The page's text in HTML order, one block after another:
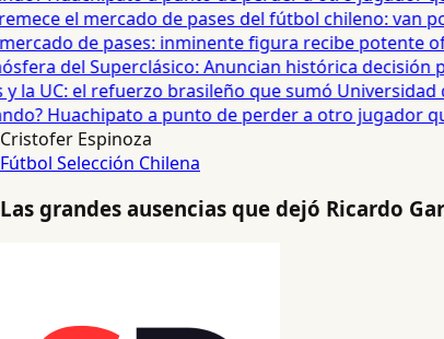
el mercado de pases del fútbol chileno: van por
de pases: inminente figura recibe potente
del Superclásico: Anuncian histórica decisión
UC: el refuerzo brasileño que sumó Universidad
Huachipato a punto de perder a otro jugador
Cristofer Espinoza
Fútbol Selección Chilena
Las grandes ausencias que dejó Ricardo